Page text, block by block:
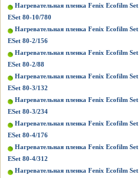
Нагревательная пленка Fenix Ecofilm Set
ESet 80-10/780
Нагревательная пленка Fenix Ecofilm Set
ESet 80-2/156
Нагревательная пленка Fenix Ecofilm Set
ESet 80-2/88
Нагревательная пленка Fenix Ecofilm Set
ESet 80-3/132
Нагревательная пленка Fenix Ecofilm Set
ESet 80-3/234
Нагревательная пленка Fenix Ecofilm Set
ESet 80-4/176
Нагревательная пленка Fenix Ecofilm Set
ESet 80-4/312
Нагревательная пленка Fenix Ecofilm Set